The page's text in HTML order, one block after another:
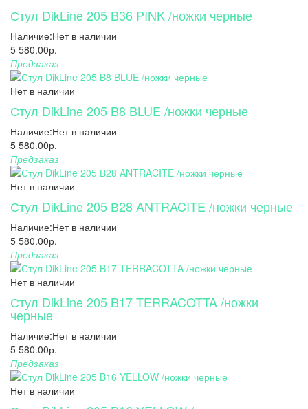
Стул DikLine 205 B36 PINK /ножки черные
Наличие:Нет в наличии
5 580.00р.
Предзаказ
Нет в наличии
Стул DikLine 205 B8 BLUE /ножки черные
Наличие:Нет в наличии
5 580.00р.
Предзаказ
Нет в наличии
Стул DikLine 205 В28 ANTRACITE /ножки черные
Наличие:Нет в наличии
5 580.00р.
Предзаказ
Нет в наличии
Стул DikLine 205 B17 TERRACOTTA /ножки
черные
Наличие:Нет в наличии
5 580.00р.
Предзаказ
Нет в наличии